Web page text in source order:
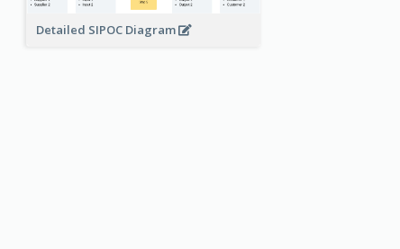
Detailed SIPOC Diagram